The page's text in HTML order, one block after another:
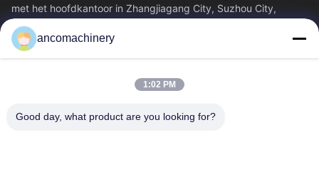
met het hoofdkantoor in Zhangjiagang City, Suzhou City,
Jiangsu Province. Het is een...
Snelle Links
Over Ons
Fabrieksreis
Kwaliteitscontrole
ancomachinery
1:02 PM
Good day, what product are you looking for?